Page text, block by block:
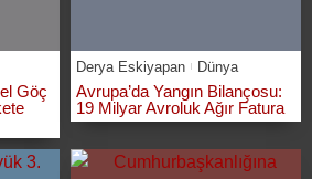
Göç
Derya Eskiyapan Dünya
Avrupa’da Yangın Bilançosu:
19 Milyar Avroluk Ağır Fatura